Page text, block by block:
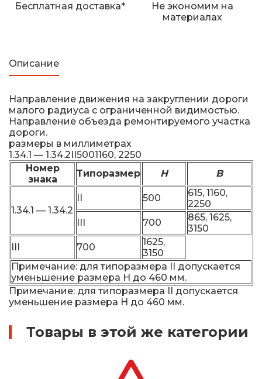
Бесплатная доставка*
Не экономим на
материалах
Описание
Направление движения на закруглении дороги
малого радиуса с ограниченной видимостью.
Направление объезда ремонтируемого участка
дороги.
размеры в миллиметрах
1.34.1 — 1.34.2II5001160, 2250
Номер
знака
Типоразмер H B
1.34.1 — 1.34.2
II 500
615, 1160,
2250
III
700
865, 1625,
3150
III
700
1625,
3150
Примечание: для типоразмера II допускается
уменьшение размера H до 460 мм.
Примечание: для типоразмера II допускается
уменьшение размера H до 460 мм.
Товары в этой же категории